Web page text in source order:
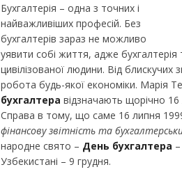
Бухгалтерія – одна з точних і
найважливіших професій. Без
бухгалтерів зараз не можливо
уявити собі життя, адже
цивілізованої людини. Від блискучих
робота будь-якої економіки. Марія
бухгалтера відзначають щорічно
Справа в тому, що саме 16 липня
фінансову звітність та
народне свято – День бухгалтера
Узбекистані – 9 грудня.